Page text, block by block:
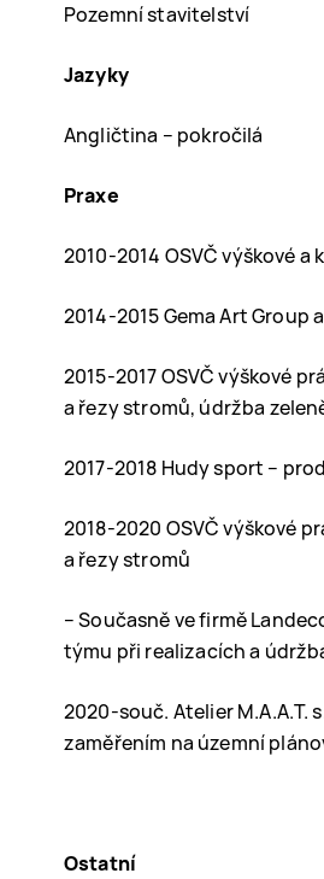
Pozemní stavitelství
Jazyky
Angličtina – pokročilá
Praxe
2010-2014 OSVČ výškové a
2014-2015 Gema Art Group
2015-2017 OSVČ výškové
a řezy stromů, údržba
2017-2018 Hudy sport –
2018-2020 OSVČ výškové
a řezy stromů
– Současně ve firmě
týmu při realizacích a
2020-souč. Atelier M.A.A.T.
zaměřením na územní
Ostatní